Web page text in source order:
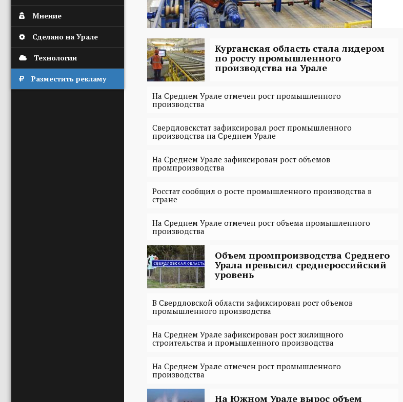
Мнение
Сделано на Урале
Технологии
Разместить рекламу
Курганская область стала лидером
по росту промышленного
производства на Урале
На Среднем Урале отмечен рост промышленного
производства
Свердловскстат зафиксировал рост промышленного
производства на Среднем Урале
На Среднем Урале зафиксирован рост объемов
промпроизводства
Росстат сообщил о росте промышленного производства в
стране
На Среднем Урале отмечен рост объема промышленного
производства
Объем промпроизводства Среднего
Урала превысил среднероссийский
уровень
В Свердловской области зафиксирован рост объемов
промышленного производства
На Среднем Урале зафиксирован рост жилищного
строительства и промышленного производства
На Среднем Урале отмечен рост промышленного
производства
На Южном Урале вырос объем